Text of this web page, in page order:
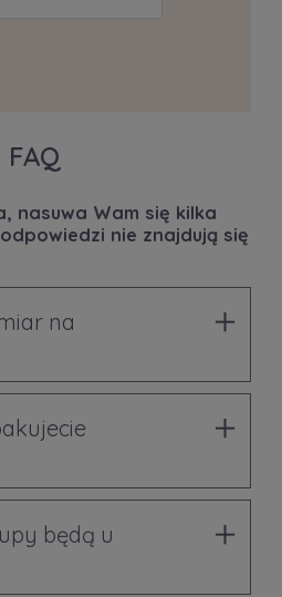
FAQ
nasuwa Wam się kilka
nie znajdują się
na
będą u